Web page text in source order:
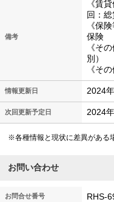
備考
《賃
回：
《保
保険
《そ
別）
《そ
情報更新日 2024
次回更新予定日 2024
※各種情報と現状に差異がある
お問い合わせ
お問合せ番号 RHS-